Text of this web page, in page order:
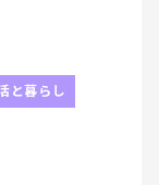
と暮らし